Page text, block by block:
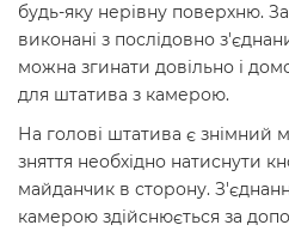
будь-яку нерівну поверхню.
виконані з послідовно
можна згинати довільно і
для штатива з камерою.
На голові штатива є знімний
зняття необхідно натиснути
майданчик в сторону.
камерою здійснюється за